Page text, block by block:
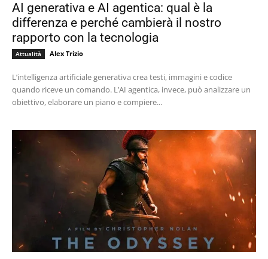
AI generativa e AI agentica: qual è la
differenza e perché cambierà il nostro
rapporto con la tecnologia
Attualità Alex Trizio
L’intelligenza artificiale generativa crea testi, immagini e codice
quando riceve un comando. L’AI agentica, invece, può analizzare un
obiettivo, elaborare un piano e compiere...